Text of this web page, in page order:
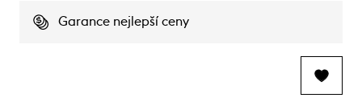
Garance nejlepší ceny